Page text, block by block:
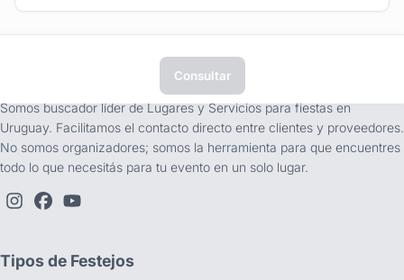
Consultar
Somos buscador líder de Lugares y Servicios para fiestas en
Uruguay. Facilitamos el contacto directo entre clientes y proveedores.
No somos organizadores; somos la herramienta para que encuentres
todo lo que necesitás para tu evento en un solo lugar.
Tipos de Festejos